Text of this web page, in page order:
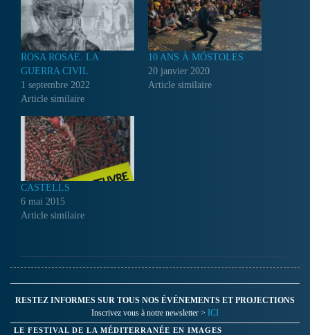
ROSA ROSAE. LA
GUERRA CIVIL
1 septembre 2022
Article similaire
10 ANS À MÓSTOLES
20 janvier 2020
Article similaire
CASTELLS
6 mai 2015
Article similaire
RESTEZ INFORMES SUR TOUS NOS ÉVÉNEMENTS ET PROJECTIONS
Inscrivez vous à notre newsletter > ICI
LE FESTIVAL DE LA MÉDITERRANÉE EN IMAGES